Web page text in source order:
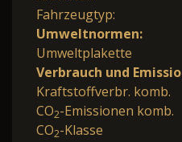
Fahrzeugtyp:
Umweltnormen:
Umweltplakette
Verbrauch und
Kraftstoffverbr. komb.
CO2-Emissionen komb.
CO2-Klasse